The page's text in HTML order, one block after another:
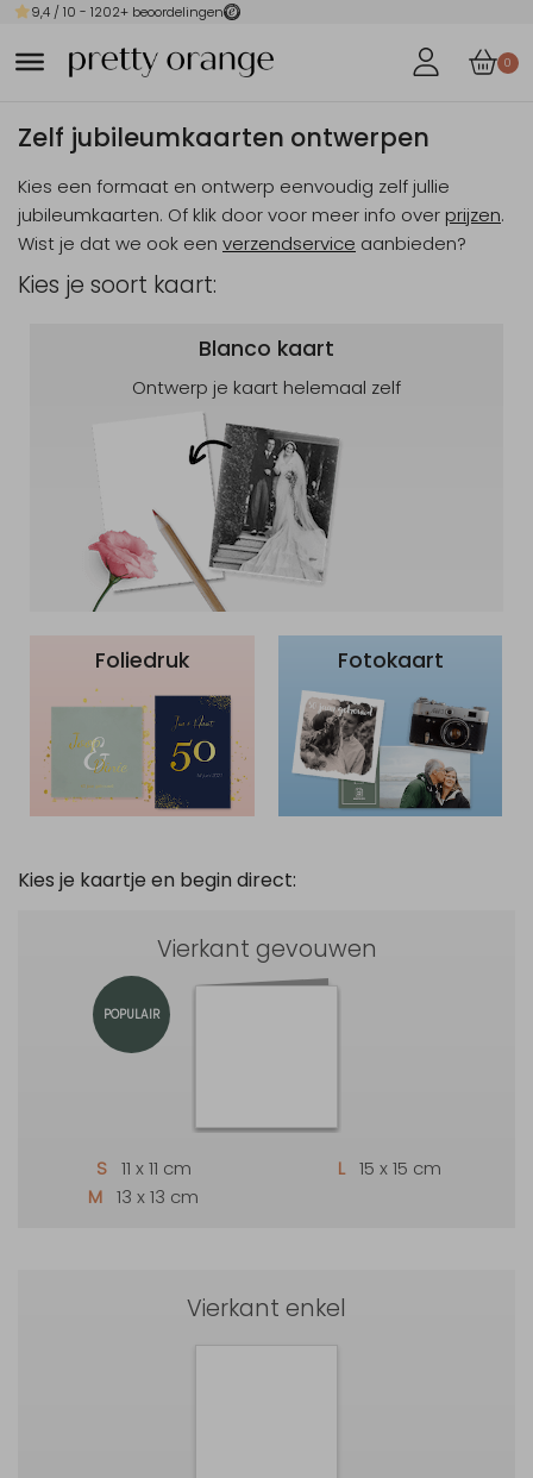
9,4 / 10 - 1202+ beoordelingen
0
Zelf jubileumkaarten ontwerpen
Kies een formaat en ontwerp eenvoudig zelf jullie
jubileumkaarten. Of klik door voor meer info over prijzen.
Wist je dat we ook een verzendservice aanbieden?
Kies je soort kaart:
Blanco kaart
Ontwerp je kaart helemaal zelf
Foliedruk Fotokaart
Kies je kaartje en begin direct:
Vierkant gevouwen
POPULAIR
S 11 x 11 cm
M 13 x 13 cm
L 15 x 15 cm
Vierkant enkel